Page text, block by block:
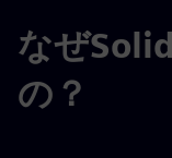
なぜ
の？